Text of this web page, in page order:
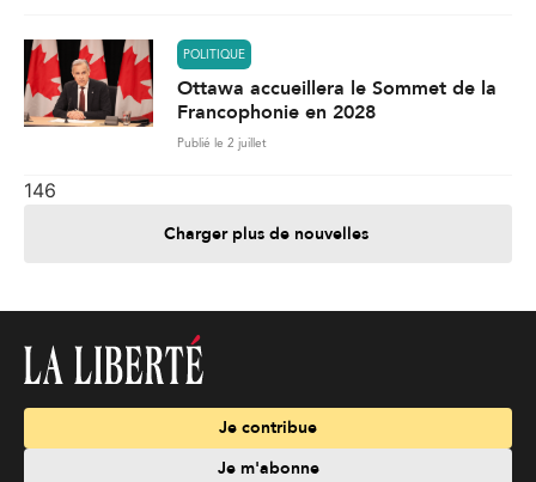
POLITIQUE
Ottawa accueillera le Sommet de la
Francophonie en 2028
Publié le 2 juillet
146
Charger plus de nouvelles
Je contribue
Je m'abonne